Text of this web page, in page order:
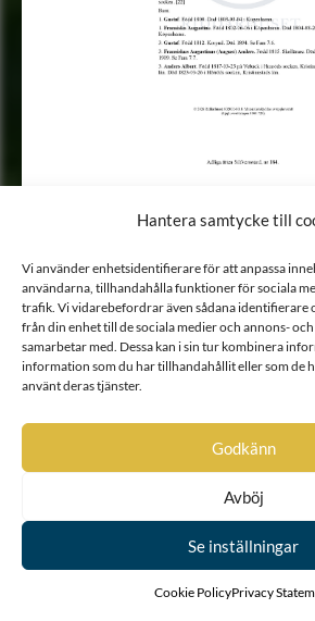
Hantera samtycke till
Vi använder enhetsidentifierare för att anpassa
användarna, tillhandahålla funktioner för sociala
trafik. Vi vidarebefordrar även sådana identifierare
från din enhet till de sociala medier och annons-
samarbetar med. Dessa kan i sin tur kombinera
information som du har tillhandahållit eller som de
använt deras tjänster.
Godkänn
Avböj
Se inställningar
Cookie PolicyPrivacy